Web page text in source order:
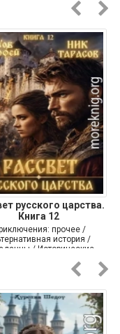
русского царства.
Книга 12
прочее /
история /
/ Исторические